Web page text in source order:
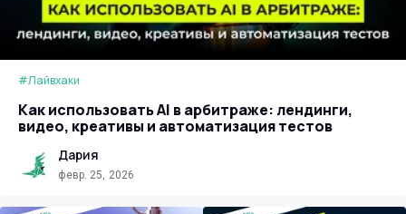
#Лайвхаки
Как использовать AI в арбитраже: лендинги,
видео, креативы и автоматизация тестов
Дария
февр. 25, 2026